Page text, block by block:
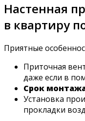
Настенная
в квартиру
Приятные
Приточная
даже если в
Срок
Установка
прокладки